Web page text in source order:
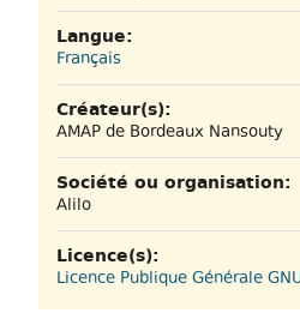
Langue:
Français
Créateur(s):
AMAP de Bordeaux Nansouty
Société ou organisation:
Alilo
Licence(s):
Licence Publique Générale